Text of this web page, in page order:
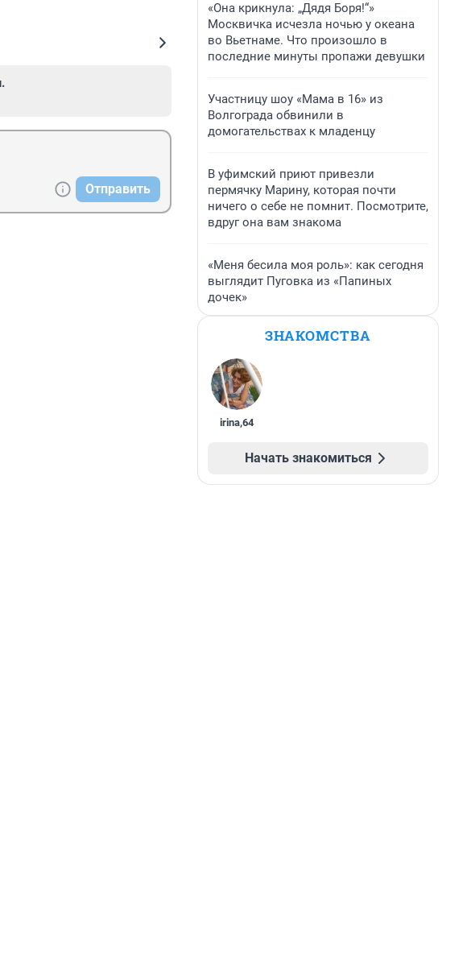
Отправить
«Она крикнула: „Дядя Боря!“»
Москвичка исчезла ночью у океана
во Вьетнаме. Что произошло в
последние минуты пропажи девушки
Участницу шоу «Мама в 16» из
Волгограда обвинили в
домогательствах к младенцу
В уфимский приют привезли
пермячку Марину, которая почти
ничего о себе не помнит. Посмотрите,
вдруг она вам знакома
«Меня бесила моя роль»: как сегодня
выглядит Пуговка из «Папиных
дочек»
ЗНАКОМСТВА
irina,64
Начать знакомиться